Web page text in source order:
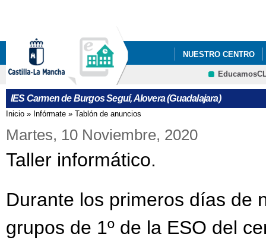
NUESTRO CENTRO
PENDIENTES/
PROCESO DE
PROCESO DE
NUEVA NORMATIVA
SUSPENSIÓN
CRFP
IES Carmen de Burgos Seguí, Alovera (Guadalajara)
Se encuentra usted aquí
Inicio » Infórmate » Tablón de anuncios
Martes, 10 Noviembre, 2020
Taller informático.
Durante los primeros días de
grupos de 1º de la ESO del